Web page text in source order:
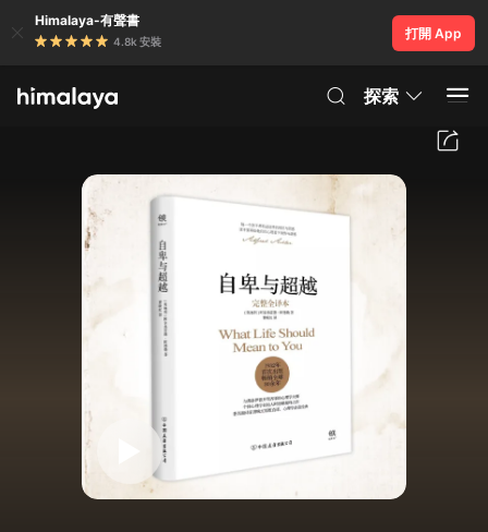
Himalaya-有聲書
4.8k 安裝
打開 App
探索